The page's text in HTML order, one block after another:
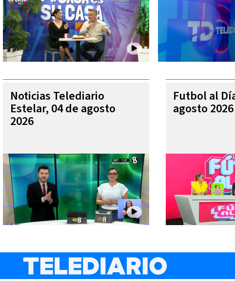
Noticias Telediario
Estelar, 04 de agosto
2026
Futbol al
agosto 2026